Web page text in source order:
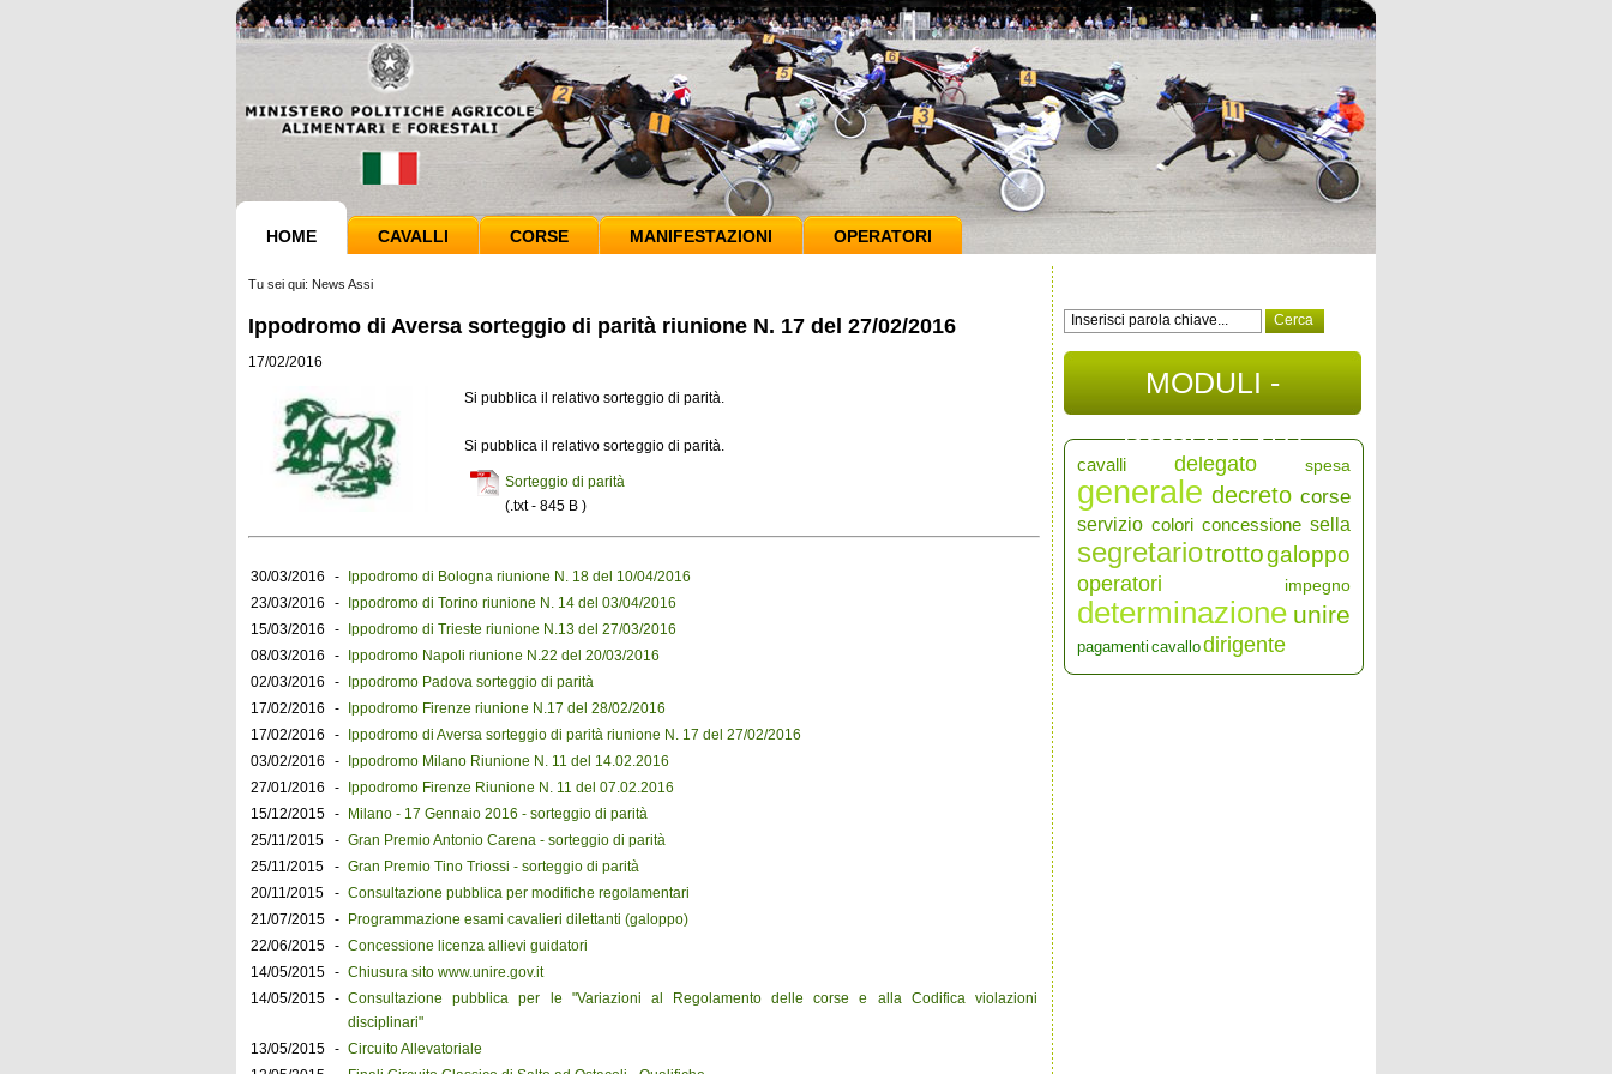
HOME CAVALLI CORSE MANIFESTAZIONI OPERATORI
Tu sei qui: News Assi
Ippodromo di Aversa sorteggio di parità riunione N. 17 del 27/02/2016
17/02/2016
Si pubblica il relativo sorteggio di parità.
Si pubblica il relativo sorteggio di parità.
Sorteggio di parità
(.txt - 845 B )
30/03/2016 -
Ippodromo di Bologna riunione N. 18 del 10/04/2016
23/03/2016
-
Ippodromo di Torino riunione N. 14 del 03/04/2016
15/03/2016
-
Ippodromo di Trieste riunione N.13 del 27/03/2016
08/03/2016
-
Ippodromo Napoli riunione N.22 del 20/03/2016
02/03/2016
-
Ippodromo Padova sorteggio di parità
17/02/2016
-
Ippodromo Firenze riunione N.17 del 28/02/2016
17/02/2016
-
Ippodromo di Aversa sorteggio di parità riunione N. 17 del 27/02/2016
03/02/2016
-
Ippodromo Milano Riunione N. 11 del 14.02.2016
27/01/2016
-
Ippodromo Firenze Riunione N. 11 del 07.02.2016
15/12/2015 -
Milano - 17 Gennaio 2016 - sorteggio di parità
25/11/2015
- Gran Premio Antonio Carena - sorteggio di parità
25/11/2015
- Gran Premio Tino Triossi - sorteggio di parità
20/11/2015
- Consultazione pubblica per modifiche regolamentari
21/07/2015 -
Programmazione esami cavalieri dilettanti (galoppo)
22/06/2015 - Concessione licenza allievi guidatori
14/05/2015 - Chiusura sito www.unire.gov.it
14/05/2015 - Consultazione pubblica per le "Variazioni al Regolamento delle corse e alla Codifica violazioni
disciplinari"
13/05/2015 - Circuito Allevatoriale
MODULI -
DOCUMENTI
cavalli delegato spesa
generale decreto corse
servizio colori concessione sella
segretariotrottogaloppo
operatori impegno
determinazione unire
pagamenti cavallodirigente